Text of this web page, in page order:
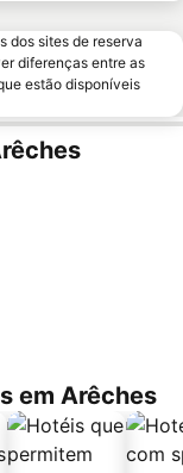
dos sites de reserva
diferenças entre as
estão disponíveis
em Arêches